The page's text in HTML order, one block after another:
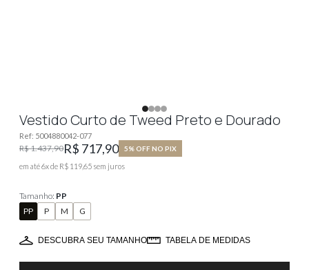
Vestido Curto de Tweed Preto e Dourado
Ref: 5004880042-077
R$ 1.437,90R$ 717,90 5% OFF NO PIX
em até6x de R$ 119,65 sem juros
Tamanho: PP
PP
P M G
DESCUBRA SEU TAMANHO TABELA DE MEDIDAS